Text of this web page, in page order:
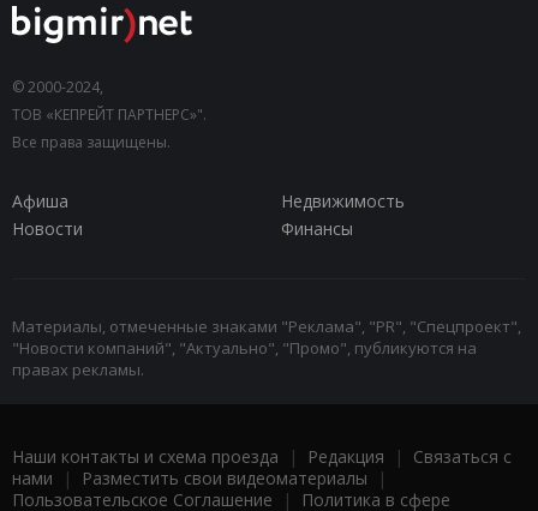
© 2000-2024,
ТОВ «КЕПРЕЙТ ПАРТНЕРС»".
Все права защищены.
Афиша
Недвижимость
Новости
Финансы
Материалы, отмеченные знаками "Реклама", "PR", "Спецпроект",
"Новости компаний", "Актуально", "Промо", публикуются на
правах рекламы.
Наши контакты и схема проезда | Редакция | Связаться с
нами | Разместить свои видеоматериалы |
Пользовательское Соглашение |
Политика в сфере